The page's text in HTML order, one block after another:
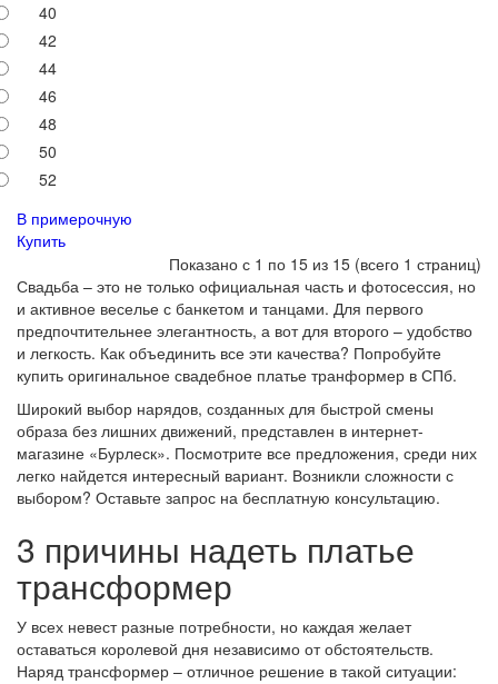
40
42
44
46
48
50
52
В примерочную
Купить
Показано с 1 по 15 из 15 (всего 1 страниц)
Свадьба – это не только официальная часть и фотосессия, но
и активное веселье с банкетом и танцами. Для первого
предпочтительнее элегантность, а вот для второго – удобство
и легкость. Как объединить все эти качества? Попробуйте
купить оригинальное свадебное платье транформер в СПб.
Широкий выбор нарядов, созданных для быстрой смены
образа без лишних движений, представлен в интернет-
магазине «Бурлеск». Посмотрите все предложения, среди них
легко найдется интересный вариант. Возникли сложности с
выбором? Оставьте запрос на бесплатную консультацию.
3 причины надеть платье
трансформер
У всех невест разные потребности, но каждая желает
оставаться королевой дня независимо от обстоятельств.
Наряд трансформер – отличное решение в такой ситуации: